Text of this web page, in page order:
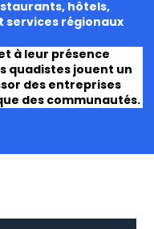
hôtels,
services régionaux
à leur présence
quadistes jouent un
des entreprises
des communautés.